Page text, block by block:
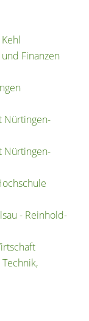
Finanzen
Nürtingen-
Nürtingen-
- Reinhold-